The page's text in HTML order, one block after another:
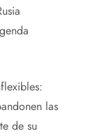
las
de su